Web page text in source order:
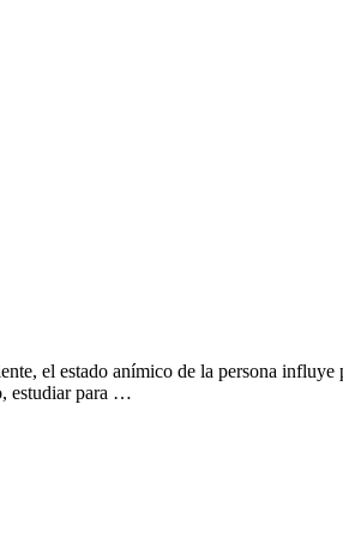
el estado anímico de la persona influye
estudiar para …